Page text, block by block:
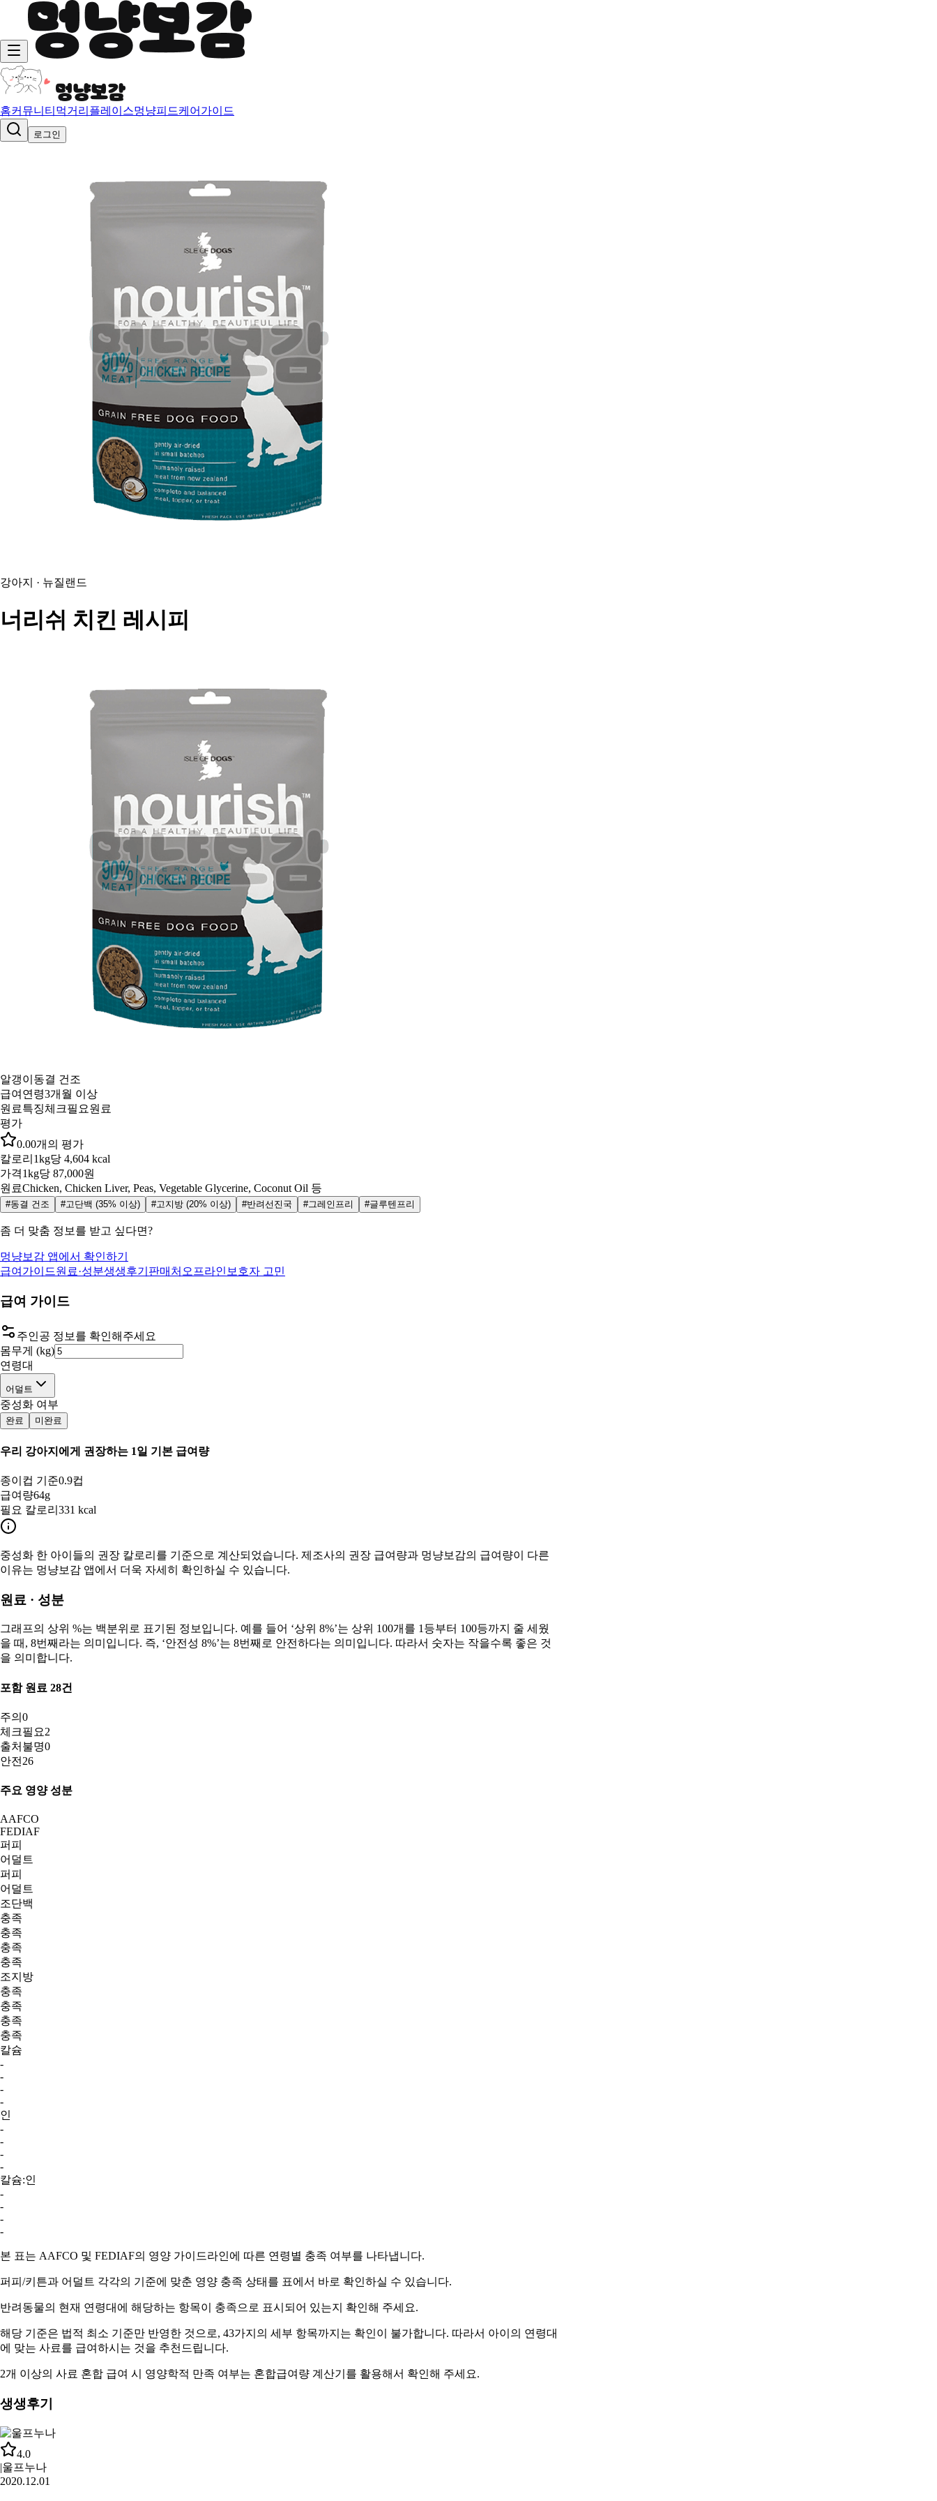
홈커뮤니티 먹거리 플레이스멍냥피드케어가이드
로그인
강아지 · 뉴질랜드
너리쉬 치킨 레시피
알갱이 동결 건조
급여연령3개월 이상
원료특징체크필요원료
평가
0.00개의 평가
칼로리 1kg당 4,604 kcal
가격1kg당 87,000원
원료Chicken, Chicken Liver, Peas, Vegetable Glycerine, Coconut Oil 등
#동결 건조 #고단백 (35% 이상) #고지방 (20% 이상) #반려선진국 #그레인프리 #글루텐프리
좀 더 맞춤 정보를 받고 싶다면?
멍냥보감 앱에서 확인하기
급여가이드원료·성분생생후기 판매처 오프라인 보호자 고민
급여 가이드
주인공 정보를 확인해주세요
몸무게 (kg)
연령대
어덜트
중성화 여부
완료 미완료
우리 강아지 에게 권장하는 1일 기본 급여량
종이컵 기준0.9컵
급여량64g
필요 칼로리 331 kcal
중성화 한 아이들의 권장 칼로리를 기준으로 계산되었습니다. 제조사의 권장 급여량과 멍냥보감의 급여량이 다른
이유는 멍냥보감 앱에서 더욱 자세히 확인하실 수 있습니다.
원료 · 성분
그래프의 상위 %는 백분위로 표기된 정보입니다. 예를 들어 ‘상위 8%’는 상위 100개를 1등부터 100등까지 줄 세웠
을 때, 8번째라는 의미입니다. 즉, ‘안전성 8%’는 8번째로 안전하다는 의미입니다. 따라서 숫자는 작을수록 좋은 것
을 의미합니다.
포함 원료 28건
주의 0
체크필요2
출처불명0
안전 26
주요 영양 성분
AAFCO
FEDIAF
퍼피
어덜트
퍼피
어덜트
조단백
충족
충족
충족
충족
조지방
충족
충족
충족
충족
칼슘
-
-
-
-
인
-
-
-
-
칼슘:인
-
-
-
-
본 표는 AAFCO 및 FEDIAF의 영양 가이드라인에 따른 연령별 충족 여부를 나타냅니다.
퍼피/키튼과 어덜트 각각의 기준에 맞춘 영양 충족 상태를 표에서 바로 확인하실 수 있습니다.
반려동물의 현재 연령대에 해당하는 항목이 충족으로 표시되어 있는지 확인해 주세요.
해당 기준은 법적 최소 기준만 반영한 것으로, 43가지의 세부 항목까지는 확인이 불가합니다. 따라서 아이의 연령대
에 맞는 사료를 급여하시는 것을 추천드립니다.
2개 이상의 사료 혼합 급여 시 영양학적 만족 여부는 혼합급여량 계산기 를 활용해서 확인해 주세요.
생생후기
4.0
|울프누나
2020.12.01